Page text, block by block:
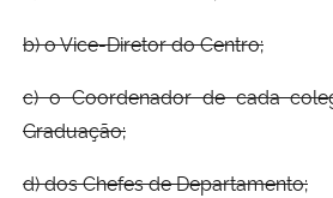
b) o Vice-Diretor do Centro;
c) o Coordenador de cada
Graduação;
d) dos Chefes de Departamento;